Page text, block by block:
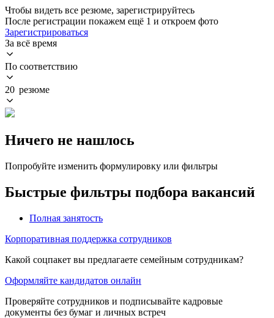
Чтобы видеть все резюме, зарегистрируйтесь
После регистрации покажем ещё 1 и откроем фото
Зарегистрироваться
За всё время
По соответствию
20 резюме
Ничего не нашлось
Попробуйте изменить формулировку или фильтры
Быстрые фильтры подбора вакансий
Полная занятость
Корпоративная поддержка сотрудников
Какой соцпакет вы предлагаете семейным сотрудникам?
Оформляйте кандидатов онлайн
Проверяйте сотрудников и подписывайте кадровые
документы без бумаг и личных встреч